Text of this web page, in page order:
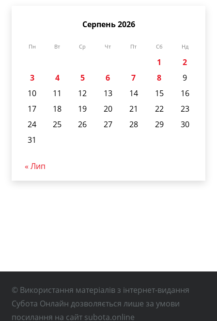
Серпень 2026
Пн Вт Ср Чт Пт Сб Нд
1
2
3
4 5 6 7 8
9
10
11 12 13 14 15
16
17
18 19 20 21 22
23
24
25 26 27 28 29
30
31
« Лип
© Використання матеріалів з інтернет-видання
Субота Онлайн дозволяється лише за умови
посилання на сайт subota.online